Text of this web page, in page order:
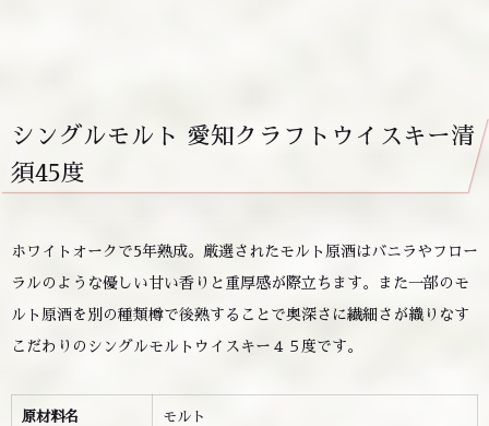
シングルモルト 愛知クラフトウイスキー清
須45度
ホワイトオークで5年熟成。厳選されたモルト原酒はバニラやフロー
ラルのような優しい甘い香りと重厚感が際立ちます。また一部のモ
ルト原酒を別の種類樽で後熟することで奥深さに繊細さが織りなす
こだわりのシングルモルトウイスキー４５度です。
原材料名 モルト